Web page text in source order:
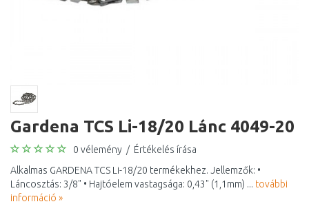
Gardena TCS Li-18/20 Lánc 4049-20
0 vélemény / Értékelés írása
Alkalmas GARDENA TCS Li-18/20 termékekhez. Jellemzők: •
Láncosztás: 3/8" • Hajtóelem vastagsága: 0,43" (1,1mm) ... további
információ »